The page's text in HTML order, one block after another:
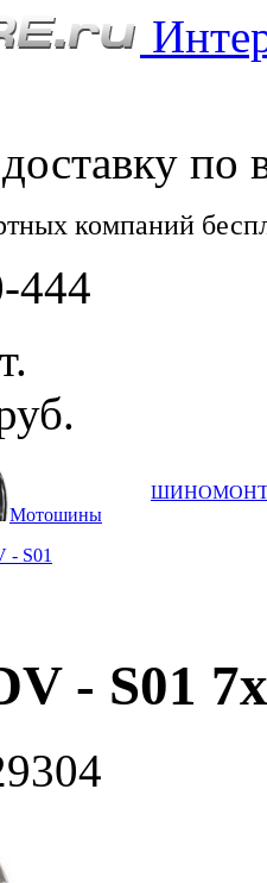
по
компаний
444
Мотошины
- S01
- S01